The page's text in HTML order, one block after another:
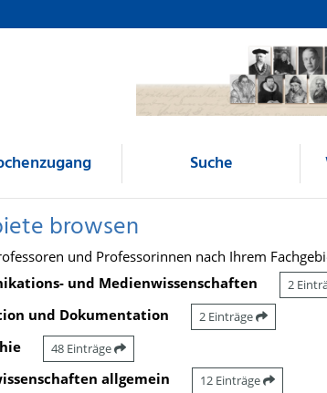
Suche
browsen
und Professorinnen nach Ihrem
und Medienwissenschaften
2
und Dokumentation 2 Einträge
48 Einträge
allgemein 12 Einträge